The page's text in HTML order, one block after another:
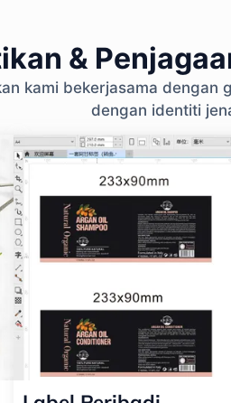
&
kami bekerjasama
dengan identiti